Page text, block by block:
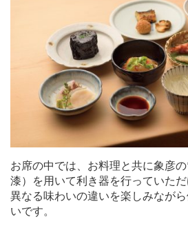
お席の中では、お料理と共に象彦
漆）を用いて利き器を行っていた
異なる味わいの違いを楽しみなが
いです。